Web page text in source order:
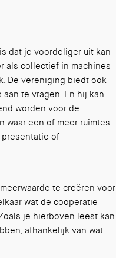
dat je voordeliger uit kan
als collectief in machines
De vereniging biedt ook
te vragen. En hij kan
worden voor de
waar een of meer ruimtes
of
te creëren voor
wat de coöperatie
je hierboven leest kan
afhankelijk van wat